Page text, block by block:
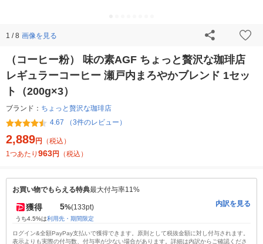
1 / 8 画像を見る
（コーヒー粉） 味の素AGF ちょっと贅沢な珈琲店
レギュラーコーヒー 瀬戸内まろやかブレンド 1セッ
ト（200g×3）
ブランド： ちょっと贅沢な珈琲店
4.67 （3件のレビュー）
2,889円
（税込）
1つあたり 963円 （税込）
お買い物でもらえる特典最大付与率11%
獲得 5%(133pt)
うち4.5%は利用先・期間限定
内訳を見る
ログイン&全額PayPay支払いで獲得できます。原則として税抜金額に対し付与されます。
表示よりも実際の付与数、付与率が少ない場合があります。詳細は内訳からご確認くださ